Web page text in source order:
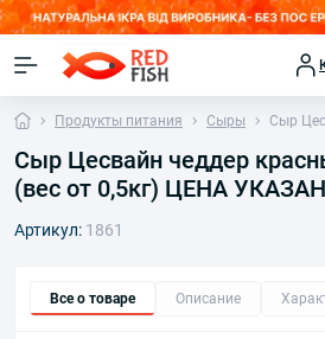
Продукты питания Сыры Сыр
Сыр Цесвайн чеддер
(вес от 0,5кг) ЦЕНА
Артикул: 1861
Все о товаре Описание